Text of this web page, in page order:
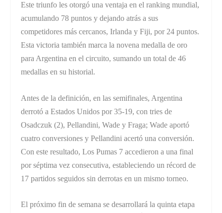
Este triunfo les otorgó una ventaja en el ranking mundial,
acumulando 78 puntos y dejando atrás a sus
competidores más cercanos, Irlanda y Fiji, por 24 puntos.
Esta victoria también marca la novena medalla de oro
para Argentina en el circuito, sumando un total de 46
medallas en su historial.
Antes de la definición, en las semifinales, Argentina
derrotó a Estados Unidos por 35-19, con tries de
Osadczuk (2), Pellandini, Wade y Fraga; Wade aportó
cuatro conversiones y Pellandini acertó una conversión.
Con este resultado, Los Pumas 7 accedieron a una final
por séptima vez consecutiva, estableciendo un récord de
17 partidos seguidos sin derrotas en un mismo torneo.
El próximo fin de semana se desarrollará la quinta etapa